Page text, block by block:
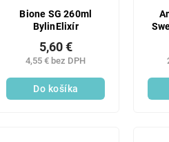
Bione SG 260ml
BylinElixír
4,55 € bez DPH
5,60 €
Do košíka